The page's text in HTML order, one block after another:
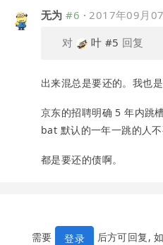
无为 #6 · 2017年09月
对
叶 #5 回复
出来混总是要还的。我也
京东的招聘明确 5 年内跳
bat 默认的一年一跳的人不
都是要还的债啊。
需要 登录 后方可回复,